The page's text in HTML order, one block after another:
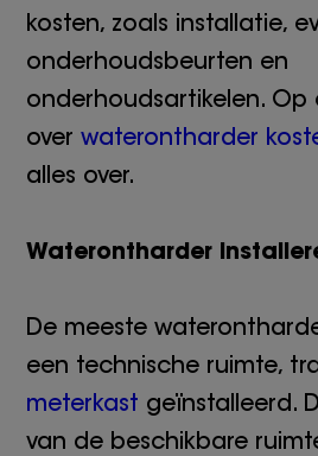
kosten, zoals installatie,
onderhoudsbeurten en
onderhoudsartikelen. Op
overwaterontharder
alles over.
Waterontharder
De meeste
een technische ruimte,
meterkast geïnstalleerd.
van de beschikbare